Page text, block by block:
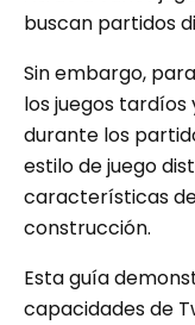
buscan partidos
Sin embargo,
los juegos
durante los
estilo de juego
características
construcción.
Esta guía
capacidades de